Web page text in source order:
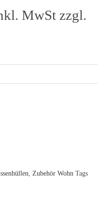
MwSt zzgl.
, Zubehör Wohn Tags